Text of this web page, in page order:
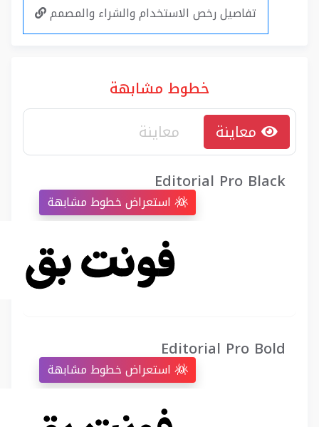
تفاصيل رخص الاستخدام والشراء والمصمم
خطوط مشابهة
Editorial Pro Black
Editorial Pro Bold